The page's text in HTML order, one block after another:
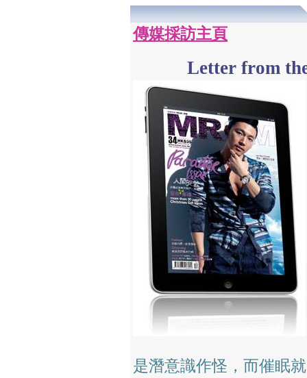
傳媒採訪主頁
Letter from
是潛意識作怪，而催眠